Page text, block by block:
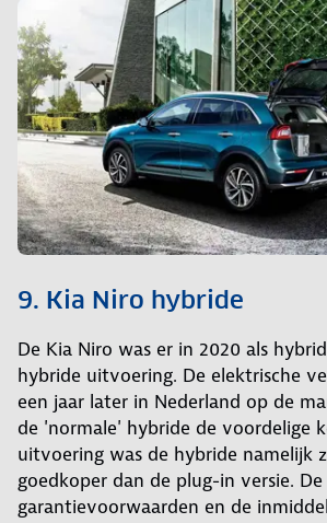
9. Kia Niro hybride
De Kia Niro was er in 2020 als
hybride uitvoering. De elektrische
een jaar later in Nederland op de
de 'normale' hybride de voordelige
uitvoering was de hybride namelijk
goedkoper dan de plug-in versie.
garantievoorwaarden en de